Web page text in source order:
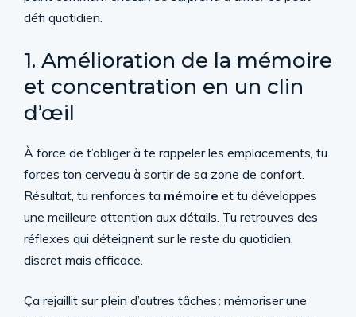
défi quotidien.
1. Amélioration de la mémoire
et concentration en un clin
d’œil
À force de t’obliger à te rappeler les emplacements, tu
forces ton cerveau à sortir de sa zone de confort.
Résultat, tu renforces ta mémoire et tu développes
une meilleure attention aux détails. Tu retrouves des
réflexes qui déteignent sur le reste du quotidien,
discret mais efficace.
Ça rejaillit sur plein d’autres tâches : mémoriser une